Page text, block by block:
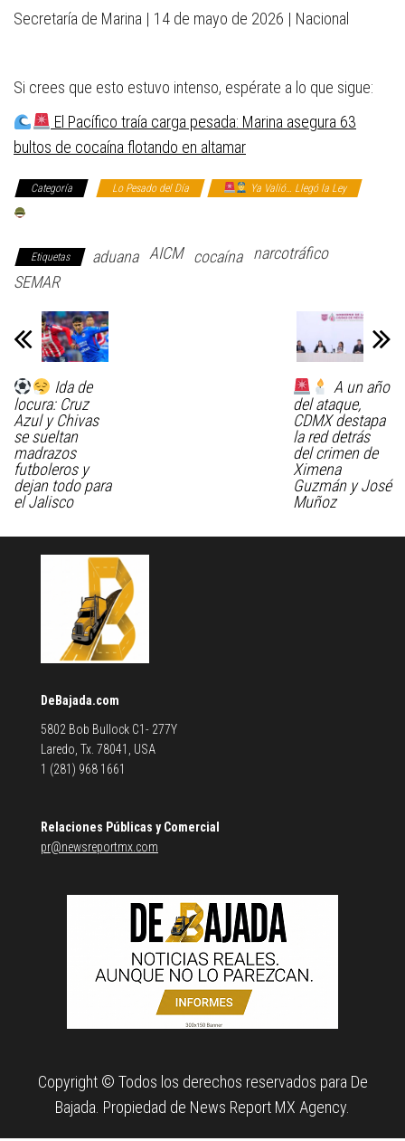
Secretaría de Marina | 14 de mayo de 2026 | Nacional
Si crees que esto estuvo intenso, espérate a lo que sigue:
El Pacífico traía carga pesada: Marina asegura 63
bultos de cocaína flotando en altamar
Categoría Lo Pesado del Día
Ya Valió… Llegó la Ley
Etiquetas aduana AICM cocaína
narcotráfico
SEMAR
Ida de
locura: Cruz
Azul y Chivas
se sueltan
madrazos
futboleros y
dejan todo para
el Jalisco
A un año
del ataque,
CDMX destapa
la red detrás
del crimen de
Ximena
Guzmán y José
Muñoz
DeBajada.com
5802 Bob Bullock C1- 277Y
Laredo, Tx. 78041, USA
1 (281) 968 1661
Relaciones Públicas y Comercial
pr@newsreportmx.com
Copyright © Todos los derechos reservados para De
Bajada. Propiedad de News Report MX Agency.